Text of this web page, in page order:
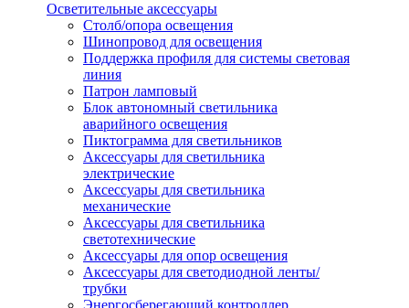
Осветительные аксессуары
Столб/опора освещения
Шинопровод для освещения
Поддержка профиля для системы световая
линия
Патрон ламповый
Блок автономный светильника
аварийного освещения
Пиктограмма для светильников
Аксессуары для светильника
электрические
Аксессуары для светильника
механические
Аксессуары для светильника
светотехнические
Аксессуары для опор освещения
Аксессуары для светодиодной ленты/
трубки
Энергосберегающий контроллер